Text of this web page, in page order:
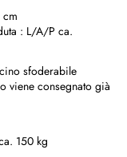
: L/A/P ca.
sfoderabile
viene consegnato già
150 kg